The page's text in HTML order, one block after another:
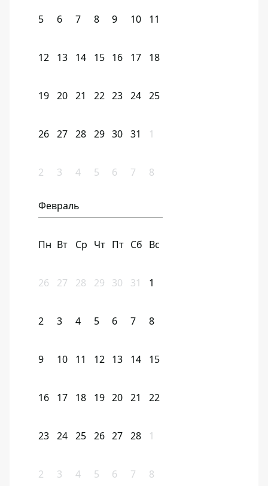
5 6 7 8 9 10 11
12 13 14 15 16 17 18
19 20 21 22 23 24 25
26 27 28 29 30 31 1
2 3 4 5 6 7 8
Февраль
Пн Вт Ср Чт Пт Сб Вс
26 27 28 29 30 31 1
2 3 4 5 6 7 8
9 10 11 12 13 14 15
16 17 18 19 20 21 22
23 24 25 26 27 28 1
2 3 4 5 6 7 8